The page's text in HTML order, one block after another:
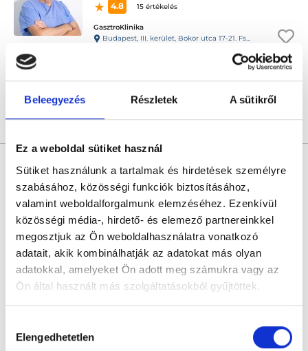
Beleegyezés Részletek A sütikről
Ez a weboldal sütiket használ
Sütiket használunk a tartalmak és hirdetések személyre
szabásához, közösségi funkciók biztosításához,
valamint weboldalforgalmunk elemzéséhez. Ezenkívül
közösségi média-, hirdető- és elemező partnereinkkel
megosztjuk az Ön weboldalhasználatra vonatkozó
adatait, akik kombinálhatják az adatokat más olyan
adatokkal, amelyeket Ön adott meg számukra vagy az
Ön által használt más szolgáltatásokból gyűjtöttek.
szabályzat:https://foglaljorvost.hu/info/foglaljorvost-
kiválasztása
Elengedhetetlen
4.8
15 értékelés
GasztroKlinika
Budapest, III. kerület, Bokor utca 17-21. Fszt.
Árlista Összes időpont Profil
orvos, aki jogszabályok szerinti szakorvosi szakképesítés
megszerzésére irányuló képzésben vesz részt. Ezen orvosok által
önállóan nem végezhető szakmai tevékenységért teljes
felelősséggel tartozik és azt közvetlenül felügyeli az egészségügyi
szolgáltató szakorvosa az első részvizsgáig, utána pedig a
szakorvosjelölt önállóan láthat el feladatokat. A foglaljorvost.hu
felelősségét kizárja esetleges névazonosságért bármely szakorvos
és szakorvosjelölt esetén.
Főoldal Gasztroenterológus
vizsgálat